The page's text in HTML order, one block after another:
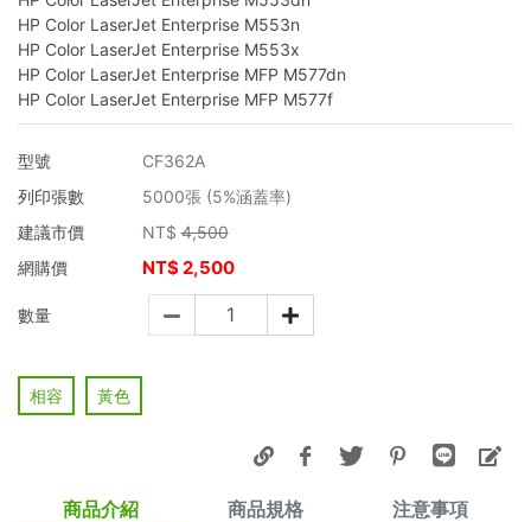
HP Color LaserJet Enterprise M553n
HP Color LaserJet Enterprise M553x
HP Color LaserJet Enterprise MFP M577dn
HP Color LaserJet Enterprise MFP M577f
型號
CF362A
列印張數
5000張 (5%涵蓋率)
建議市價
NT$ 4,500
網購價
NT$ 2,500
數量
相容 黃色
商品介紹 商品規格 注意事項